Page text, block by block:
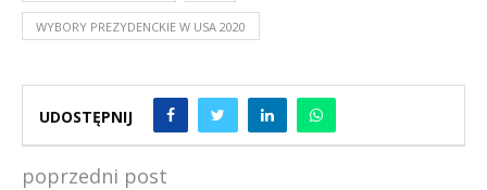
WYBORY PREZYDENCKIE W USA 2020
UDOSTĘPNIJ
poprzedni post